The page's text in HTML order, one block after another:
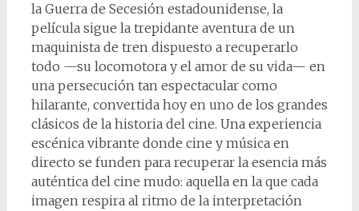
la Guerra de Secesión estadounidense, la
película sigue la trepidante aventura de un
maquinista de tren dispuesto a recuperarlo
todo —su locomotora y el amor de su vida— en
una persecución tan espectacular como
hilarante, convertida hoy en uno de los grandes
clásicos de la historia del cine. Una experiencia
escénica vibrante donde cine y música en
directo se funden para recuperar la esencia más
auténtica del cine mudo: aquella en la que cada
imagen respira al ritmo de la interpretación